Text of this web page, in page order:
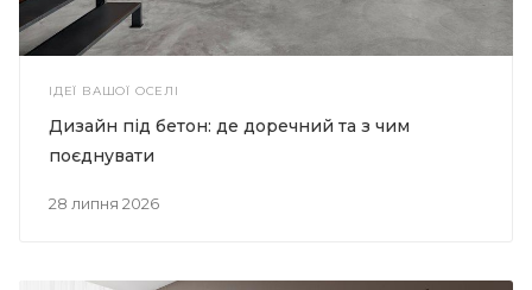
ІДЕЇ ВАШОЇ ОСЕЛІ
28 липня 2026
Дизайн під бетон: де доречний та з чим
поєднувати